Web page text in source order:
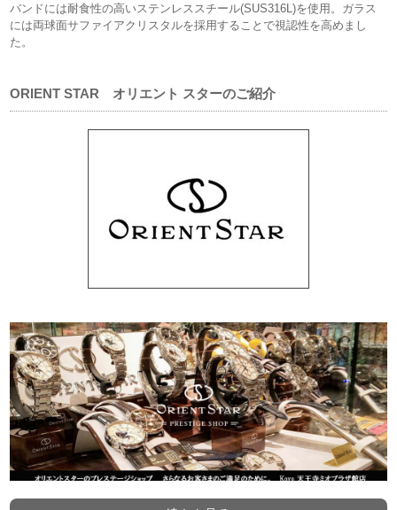
バンドには耐食性の高いステンレススチール(SUS316L)を使用。ガラス
には両球面サファイアクリスタルを採用することで視認性を高めまし
た。
ORIENT STAR オリエント スターのご紹介